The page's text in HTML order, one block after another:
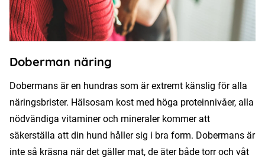
Doberman näring
Dobermans är en hundras som är extremt känslig för alla
näringsbrister. Hälsosam kost med höga proteinnivåer, alla
nödvändiga vitaminer och mineraler kommer att
säkerställa att din hund håller sig i bra form. Dobermans är
inte så kräsna när det gäller mat, de äter både torr och våt